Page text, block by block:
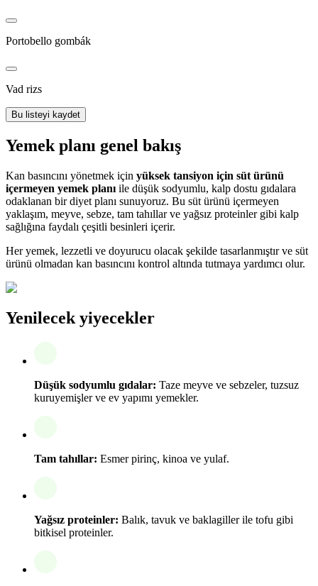
Portobello gombák
Vad rizs
Bu listeyi kaydet
Yemek planı genel bakış
Kan basıncını yönetmek için yüksek tansiyon için süt ürünü
içermeyen yemek planı ile düşük sodyumlu, kalp dostu gıdalara
odaklanan bir diyet planı sunuyoruz. Bu süt ürünü içermeyen
yaklaşım, meyve, sebze, tam tahıllar ve yağsız proteinler gibi kalp
sağlığına faydalı çeşitli besinleri içerir.
Her yemek, lezzetli ve doyurucu olacak şekilde tasarlanmıştır ve süt
ürünü olmadan kan basıncını kontrol altında tutmaya yardımcı olur.
Yenilecek yiyecekler
Düşük sodyumlu gıdalar: Taze meyve ve sebzeler, tuzsuz
kuruyemişler ve ev yapımı yemekler.
Tam tahıllar: Esmer pirinç, kinoa ve yulaf.
Yağsız proteinler: Balık, tavuk ve baklagiller ile tofu gibi
bitkisel proteinler.